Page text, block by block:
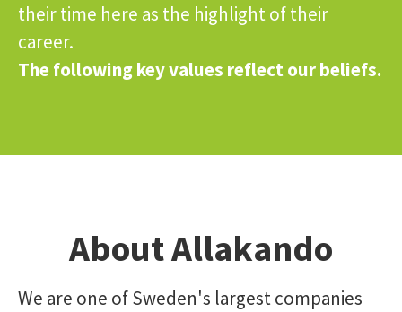
their time here as the highlight of their
career.
The following key values reflect our beliefs.
About Allakando
We are one of Sweden's largest companies